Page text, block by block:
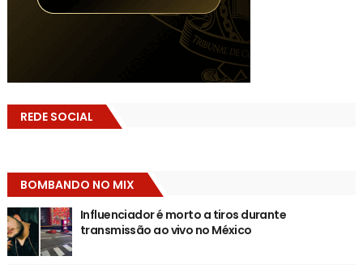
REDE SOCIAL
BOMBANDO NO MIX
Influenciador é morto a tiros durante
transmissão ao vivo no México